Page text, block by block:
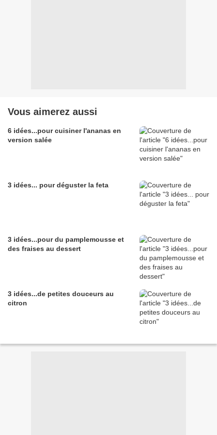
Vous aimerez aussi
6 idées...pour cuisiner l'ananas en
version salée
3 idées... pour déguster la feta
3 idées...pour du pamplemousse et
des fraises au dessert
3 idées...de petites douceurs au
citron